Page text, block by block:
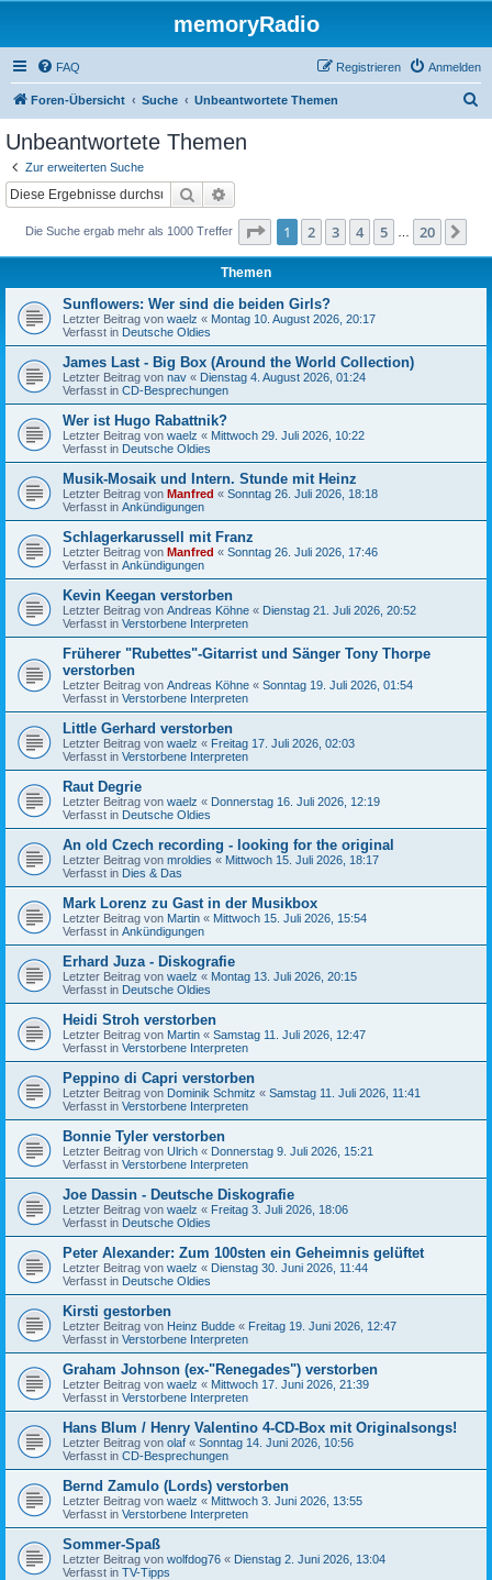
memoryRadio
FAQ Anmelden
Registrieren
Foren-Übersicht Suche Unbeantwortete Themen
Unbeantwortete Themen
Zur erweiterten Suche
Suche
Die Suche ergab mehr als 1000 Treffer Seite 1von 20
1 2 3 4 5 20
Themen
Sunflowers: Wer sind die beiden Girls?
Letzter Beitrag von waelz « Montag 10. August 2026, 20:17
Verfasst in Deutsche Oldies
James Last - Big Box (Around the World Collection)
Letzter Beitrag von nav « Dienstag 4. August 2026, 01:24
Verfasst in CD-Besprechungen
Wer ist Hugo Rabattnik?
Letzter Beitrag von waelz « Mittwoch 29. Juli 2026, 10:22
Verfasst in Deutsche Oldies
Musik-Mosaik und Intern. Stunde mit Heinz
Letzter Beitrag von Manfred « Sonntag 26. Juli 2026, 18:18
Verfasst in Ankündigungen
Schlagerkarussell mit Franz
Letzter Beitrag von Manfred « Sonntag 26. Juli 2026, 17:46
Verfasst in Ankündigungen
Kevin Keegan verstorben
Letzter Beitrag von Andreas Köhne « Dienstag 21. Juli 2026, 20:52
Verfasst in Verstorbene Interpreten
Früherer "Rubettes"-Gitarrist und Sänger Tony Thorpe
verstorben
Letzter Beitrag von Andreas Köhne « Sonntag 19. Juli 2026, 01:54
Verfasst in Verstorbene Interpreten
Little Gerhard verstorben
Letzter Beitrag von waelz « Freitag 17. Juli 2026, 02:03
Verfasst in Verstorbene Interpreten
Raut Degrie
Letzter Beitrag von waelz « Donnerstag 16. Juli 2026, 12:19
Verfasst in Deutsche Oldies
An old Czech recording - looking for the original
Letzter Beitrag von mroldies « Mittwoch 15. Juli 2026, 18:17
Verfasst in Dies & Das
Mark Lorenz zu Gast in der Musikbox
Letzter Beitrag von Martin « Mittwoch 15. Juli 2026, 15:54
Verfasst in Ankündigungen
Erhard Juza - Diskografie
Letzter Beitrag von waelz « Montag 13. Juli 2026, 20:15
Verfasst in Deutsche Oldies
Heidi Stroh verstorben
Letzter Beitrag von Martin « Samstag 11. Juli 2026, 12:47
Verfasst in Verstorbene Interpreten
Peppino di Capri verstorben
Letzter Beitrag von Dominik Schmitz « Samstag 11. Juli 2026, 11:41
Verfasst in Verstorbene Interpreten
Bonnie Tyler verstorben
Letzter Beitrag von Ulrich « Donnerstag 9. Juli 2026, 15:21
Verfasst in Verstorbene Interpreten
Joe Dassin - Deutsche Diskografie
Letzter Beitrag von waelz « Freitag 3. Juli 2026, 18:06
Verfasst in Deutsche Oldies
Peter Alexander: Zum 100sten ein Geheimnis gelüftet
Letzter Beitrag von waelz « Dienstag 30. Juni 2026, 11:44
Verfasst in Deutsche Oldies
Kirsti gestorben
Letzter Beitrag von Heinz Budde « Freitag 19. Juni 2026, 12:47
Verfasst in Verstorbene Interpreten
Graham Johnson (ex-"Renegades") verstorben
Letzter Beitrag von waelz « Mittwoch 17. Juni 2026, 21:39
Verfasst in Verstorbene Interpreten
Hans Blum / Henry Valentino 4-CD-Box mit Originalsongs!
Letzter Beitrag von olaf « Sonntag 14. Juni 2026, 10:56
Verfasst in CD-Besprechungen
Bernd Zamulo (Lords) verstorben
Letzter Beitrag von waelz « Mittwoch 3. Juni 2026, 13:55
Verfasst in Verstorbene Interpreten
Sommer-Spaß
Letzter Beitrag von wolfdog76 « Dienstag 2. Juni 2026, 13:04
Verfasst in TV-Tipps